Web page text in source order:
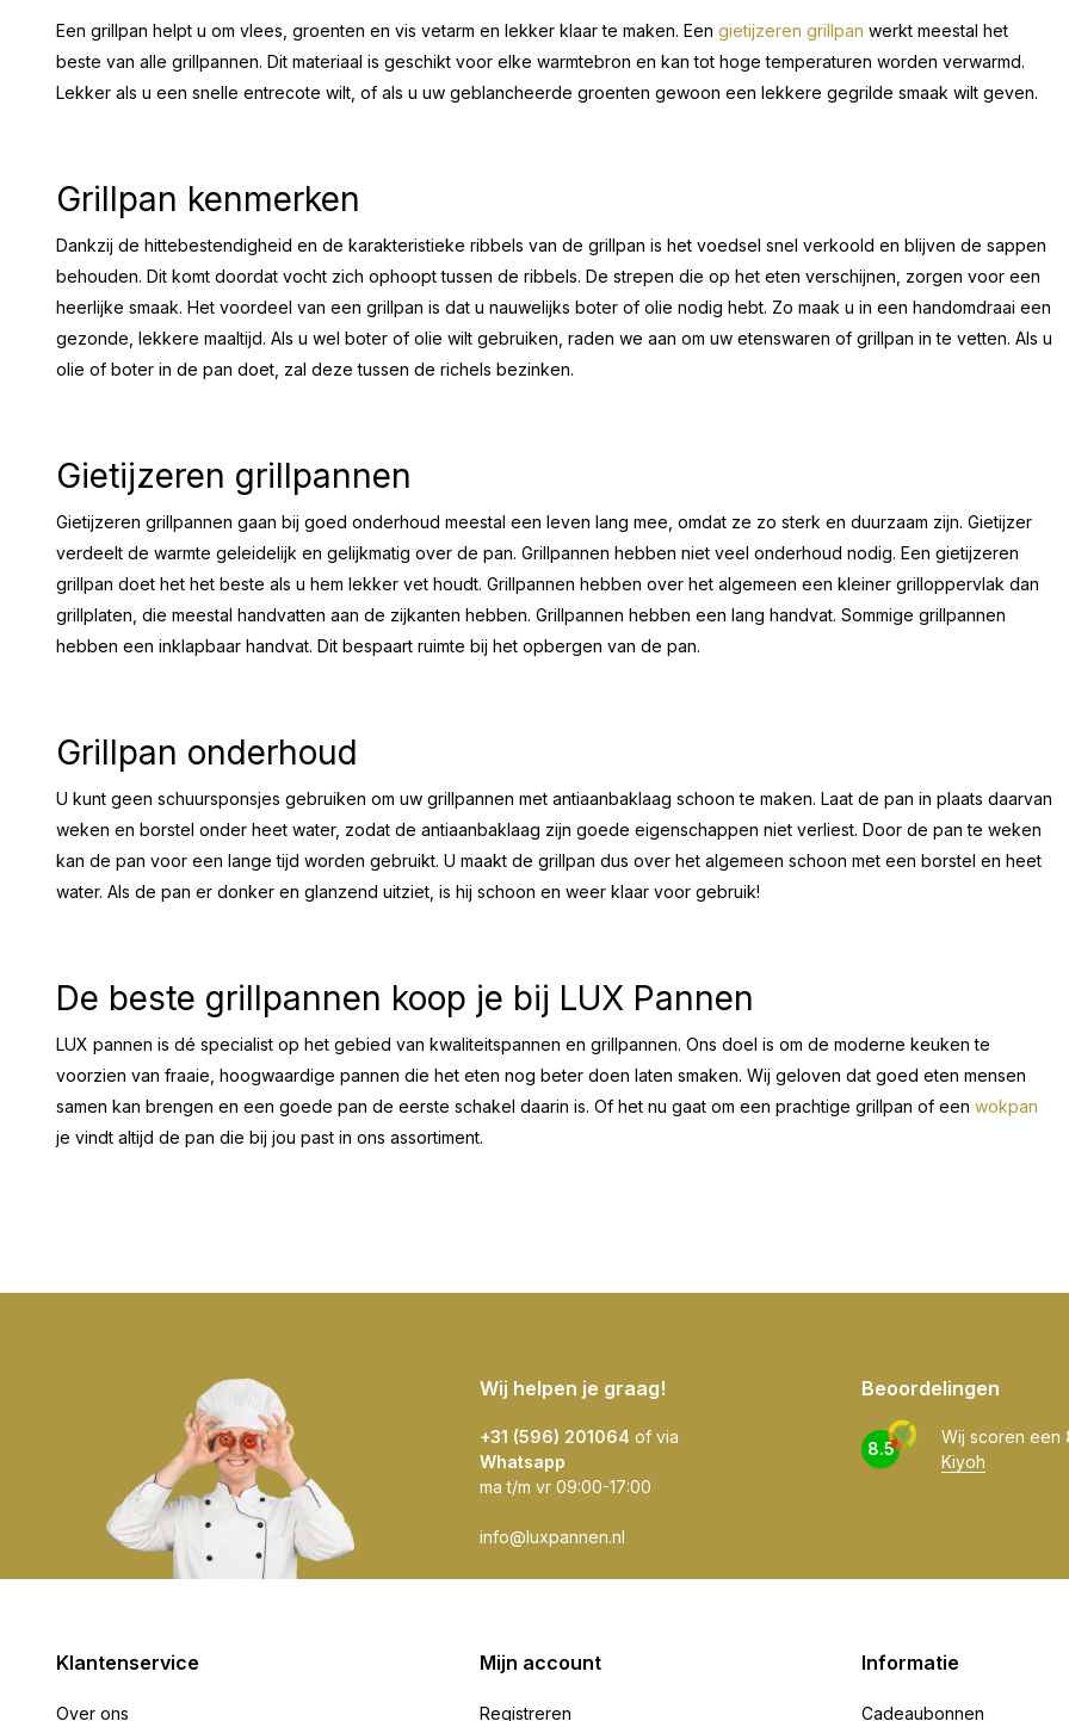
Een grillpan helpt u om vlees, groenten en vis vetarm en lekker klaar te maken. Een gietijzeren grillpan werkt meestal het
beste van alle grillpannen. Dit materiaal is geschikt voor elke warmtebron en kan tot hoge temperaturen worden verwarmd.
Lekker als u een snelle entrecote wilt, of als u uw geblancheerde groenten gewoon een lekkere gegrilde smaak wilt geven.
Grillpan kenmerken
Dankzij de hittebestendigheid en de karakteristieke ribbels van de grillpan is het voedsel snel verkoold en blijven de sappen
behouden. Dit komt doordat vocht zich ophoopt tussen de ribbels. De strepen die op het eten verschijnen, zorgen voor een
heerlijke smaak. Het voordeel van een grillpan is dat u nauwelijks boter of olie nodig hebt. Zo maak u in een handomdraai een
gezonde, lekkere maaltijd. Als u wel boter of olie wilt gebruiken, raden we aan om uw etenswaren of grillpan in te vetten. Als u
olie of boter in de pan doet, zal deze tussen de richels bezinken.
Gietijzeren grillpannen
Gietijzeren grillpannen gaan bij goed onderhoud meestal een leven lang mee, omdat ze zo sterk en duurzaam zijn. Gietijzer
verdeelt de warmte geleidelijk en gelijkmatig over de pan. Grillpannen hebben niet veel onderhoud nodig. Een gietijzeren
grillpan doet het het beste als u hem lekker vet houdt. Grillpannen hebben over het algemeen een kleiner grilloppervlak dan
grillplaten, die meestal handvatten aan de zijkanten hebben. Grillpannen hebben een lang handvat. Sommige grillpannen
hebben een inklapbaar handvat. Dit bespaart ruimte bij het opbergen van de pan.
Grillpan onderhoud
U kunt geen schuursponsjes gebruiken om uw grillpannen met antiaanbaklaag schoon te maken. Laat de pan in plaats daarvan
weken en borstel onder heet water, zodat de antiaanbaklaag zijn goede eigenschappen niet verliest. Door de pan te weken
kan de pan voor een lange tijd worden gebruikt. U maakt de grillpan dus over het algemeen schoon met een borstel en heet
water. Als de pan er donker en glanzend uitziet, is hij schoon en weer klaar voor gebruik!
De beste grillpannen koop je bij LUX Pannen
LUX pannen is dé specialist op het gebied van kwaliteitspannen en grillpannen. Ons doel is om de moderne keuken te
voorzien van fraaie, hoogwaardige pannen die het eten nog beter doen laten smaken. Wij geloven dat goed eten mensen
samen kan brengen en een goede pan de eerste schakel daarin is. Of het nu gaat om een prachtige grillpan of een wokpan
je vindt altijd de pan die bij jou past in ons assortiment.
Wij helpen je graag!
+31 (596) 201064 of via
Whatsapp
ma t/m vr 09:00-17:00
info@luxpannen.nl
Beoordelingen
8.5
Wij scoren een
Kiyoh
Klantenservice
Over ons
Mijn account
Registreren
Informatie
Cadeaubonnen